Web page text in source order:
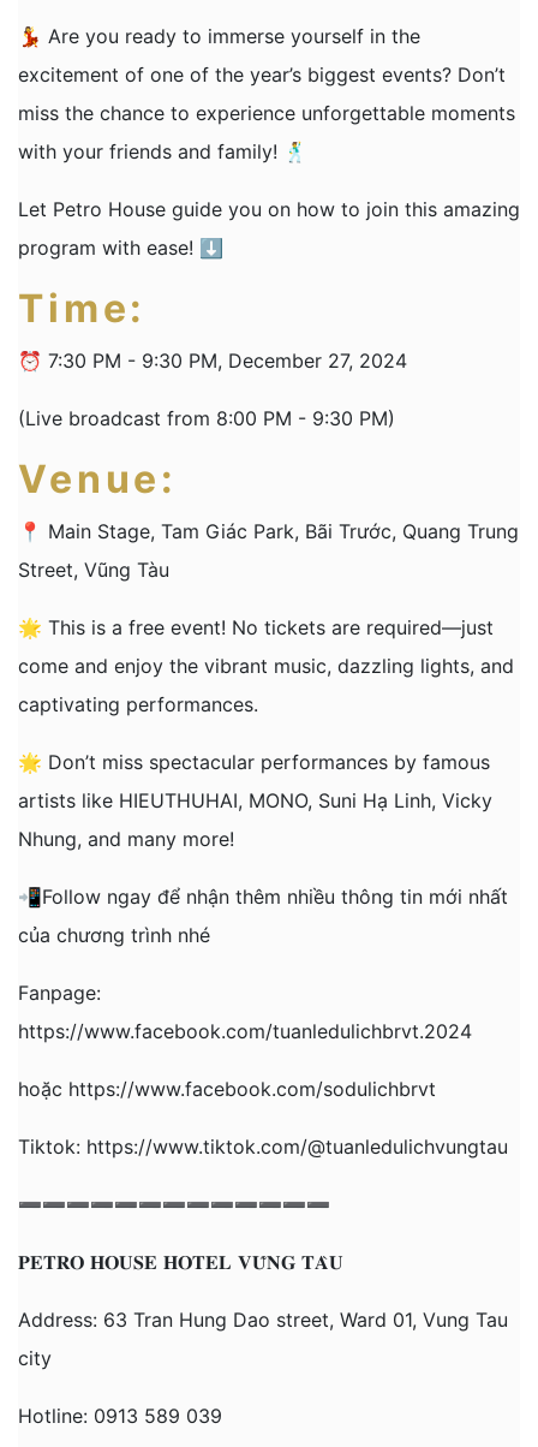
💃 Are you ready to immerse yourself in the
excitement of one of the year’s biggest events? Don’t
miss the chance to experience unforgettable moments
with your friends and family! 🕺
Let Petro House guide you on how to join this amazing
program with ease! ⬇️
Time:
⏰ 7:30 PM - 9:30 PM, December 27, 2024
(Live broadcast from 8:00 PM - 9:30 PM)
Venue:
📍 Main Stage, Tam Giác Park, Bãi Trước, Quang Trung
Street, Vũng Tàu
🌟 This is a free event! No tickets are required—just
come and enjoy the vibrant music, dazzling lights, and
captivating performances.
🌟 Don’t miss spectacular performances by famous
artists like HIEUTHUHAI, MONO, Suni Hạ Linh, Vicky
Nhung, and many more!
📲Follow ngay để nhận thêm nhiều thông tin mới nhất
của chương trình nhé
Fanpage:
https://www.facebook.com/tuanledulichbrvt.2024
hoặc https://www.facebook.com/sodulichbrvt
Tiktok: https://www.tiktok.com/@tuanledulichvungtau
➖➖➖➖➖➖➖➖➖➖➖➖➖
𝐏𝐄𝐓𝐑𝐎 𝐇𝐎𝐔𝐒𝐄 𝐇𝐎𝐓𝐄𝐋 𝐕𝐔̃𝐍𝐆 𝐓𝐀̀𝐔
Address: 63 Tran Hung Dao street, Ward 01, Vung Tau
city
Hotline: 0913 589 039